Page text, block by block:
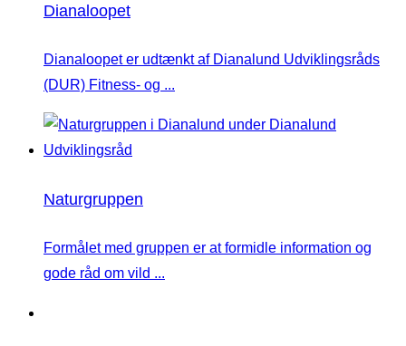
Dianaloopet
Dianaloopet er udtænkt af Dianalund Udviklingsråds
(DUR) Fitness- og ...
Naturgruppen
Formålet med gruppen er at formidle information og
gode råd om vild ...